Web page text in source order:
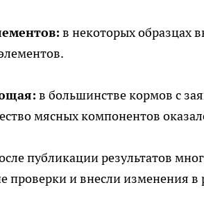
в некоторых образцах
в большинстве кормов с
мясных компонентов
публикации результатов
проверки и внесли изменения